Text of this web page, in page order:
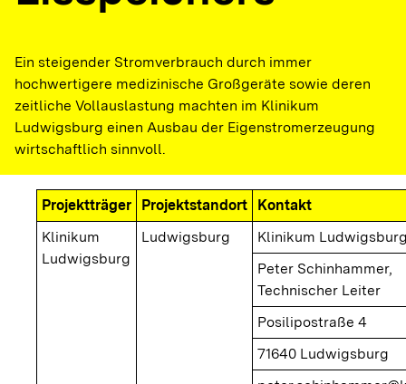
Ein steigender Stromverbrauch durch immer
hochwertigere medizinische Großgeräte sowie deren
zeitliche Vollauslastung machten im Klinikum
Ludwigsburg einen Ausbau der Eigenstromerzeugung
wirtschaftlich sinnvoll.
Projektträger Projektstandort
Kontakt
Klinikum
Ludwigsburg
Ludwigsburg
Klinikum
Peter Schinhammer,
Technischer Leiter
Posilipostraße 4
71640 Ludwigsburg